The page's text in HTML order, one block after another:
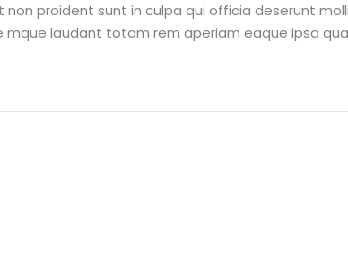
proident sunt in culpa qui officia deserunt
laudant totam rem aperiam eaque ipsa